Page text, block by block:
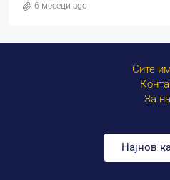
6 месеци ago
Сите
За
Најнов